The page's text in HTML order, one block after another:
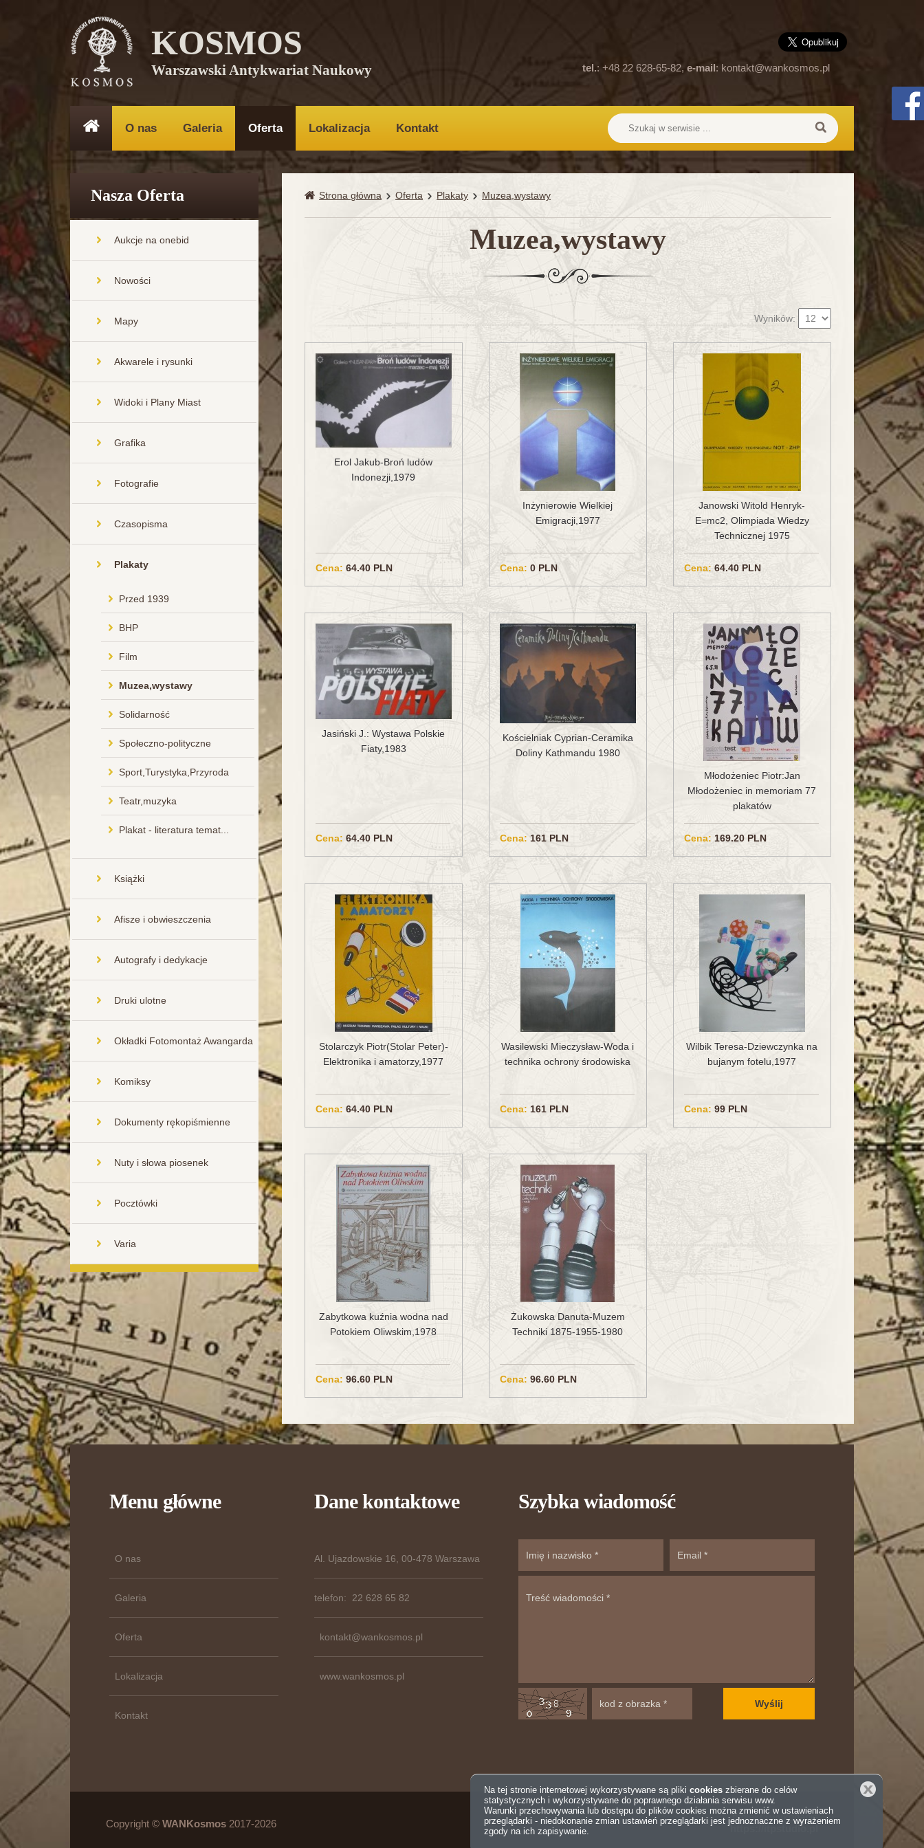
tel.: +48 22 628-65-82, e-mail: kontakt@wankosmos.pl
KOSMOS
Warszawski Antykwariat Naukowy
O nas Galeria Oferta Lokalizacja Kontakt
Nasza Oferta
Aukcje na onebid
Nowości
Mapy
Akwarele i rysunki
Widoki i Plany Miast
Grafika
Fotografie
Czasopisma
Plakaty
Przed 1939
BHP
Film
Muzea,wystawy
Solidarność
Społeczno-polityczne
Sport,Turystyka,Przyroda
Teatr,muzyka
Plakat - literatura temat...
Książki
Afisze i obwieszczenia
Autografy i dedykacje
Druki ulotne
Okładki Fotomontaż Awangarda
Komiksy
Dokumenty rękopiśmienne
Nuty i słowa piosenek
Pocztówki
Varia
Strona główna Oferta Plakaty Muzea,wystawy
Muzea,wystawy
Wyników:
Erol Jakub-Broń ludów
Indonezji,1979
Cena: 64.40 PLN
Inżynierowie Wielkiej
Emigracji,1977
Cena: 0 PLN
Janowski Witold Henryk-
E=mc2, Olimpiada Wiedzy
Technicznej 1975
Cena: 64.40 PLN
Jasiński J.: Wystawa Polskie
Fiaty,1983
Cena: 64.40 PLN
Kościelniak Cyprian-Ceramika
Doliny Kathmandu 1980
Cena: 161 PLN
Młodożeniec Piotr:Jan
Młodożeniec in memoriam 77
plakatów
Cena: 169.20 PLN
Stolarczyk Piotr(Stolar Peter)-
Elektronika i amatorzy,1977
Cena: 64.40 PLN
Wasilewski Mieczysław-Woda i
technika ochrony środowiska
Cena: 161 PLN
Wilbik Teresa-Dziewczynka na
bujanym fotelu,1977
Cena: 99 PLN
Zabytkowa kuźnia wodna nad
Potokiem Oliwskim,1978
Cena: 96.60 PLN
Żukowska Danuta-Muzem
Techniki 1875-1955-1980
Cena: 96.60 PLN
Menu główne
O nas
Galeria
Oferta
Lokalizacja
Kontakt
Dane kontaktowe
Al. Ujazdowskie 16, 00-478 Warszawa
telefon: 22 628 65 82
kontakt@wankosmos.pl
www.wankosmos.pl
Szybka wiadomość
Copyright © WANKosmos 2017-2026
projekt i wykonanie
https://itpstudio.pl
Zamknij
Na tej stronie internetowej wykorzystywane są pliki cookies zbierane do celów
statystycznych i wykorzystywane do poprawnego działania serwisu www.
Warunki przechowywania lub dostępu do plików cookies można zmienić w ustawieniach
przeglądarki - niedokonanie zmian ustawień przeglądarki jest jednoznaczne z wyrażeniem
zgody na ich zapisywanie.